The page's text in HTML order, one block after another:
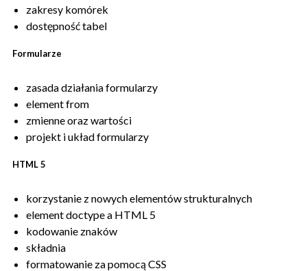
zakresy komórek
dostępność tabel
Formularze
zasada działania formularzy
element from
zmienne oraz wartości
projekt i układ formularzy
HTML 5
korzystanie z nowych elementów strukturalnych
element doctype a HTML 5
kodowanie znaków
składnia
formatowanie za pomocą CSS